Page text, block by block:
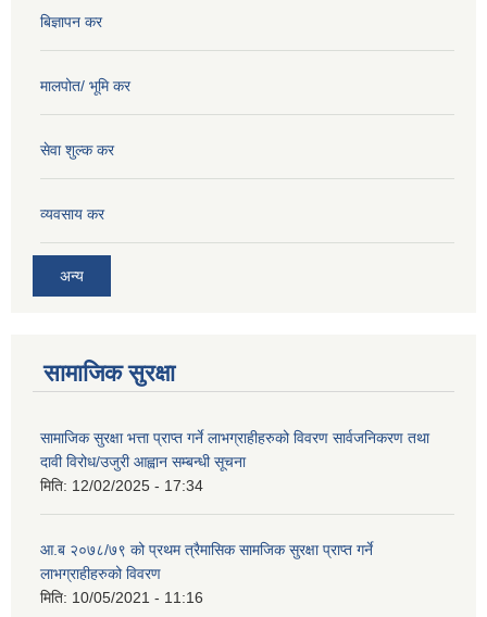
बिज्ञापन कर
मालपोत/ भूमि कर
सेवा शुल्क कर
व्यवसाय कर
अन्य
सामाजिक सुरक्षा
सामाजिक सुरक्षा भत्ता प्राप्त गर्ने लाभग्राहीहरुको विवरण सार्वजनिकरण तथा
दावी विरोध/उजुरी आह्वान सम्बन्धी सूचना
मिति: 12/02/2025 - 17:34
आ.ब २०७८/७९ को प्रथम त्रैमासिक सामजिक सुरक्षा प्राप्त गर्ने
लाभग्राहीहरुको विवरण
मिति: 10/05/2021 - 11:16